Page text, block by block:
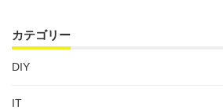
カテゴリー
DIY
IT